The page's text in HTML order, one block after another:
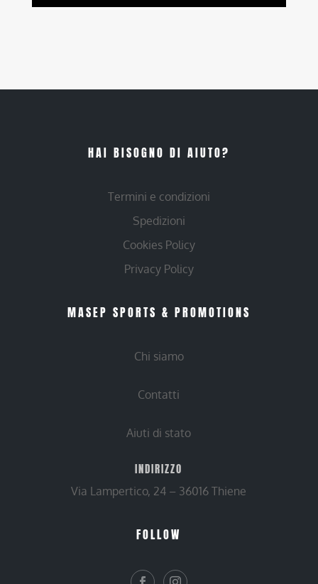
HAI BISOGNO DI AIUTO?
Termini e condizioni
Spedizioni
Cookies Policy
Privacy Policy
MASEP SPORTS & PROMOTIONS
Chi siamo
Contatti
Aiuti di stato
INDIRIZZO
Via Lampertico, 24 – 36016 Thiene
FOLLOW